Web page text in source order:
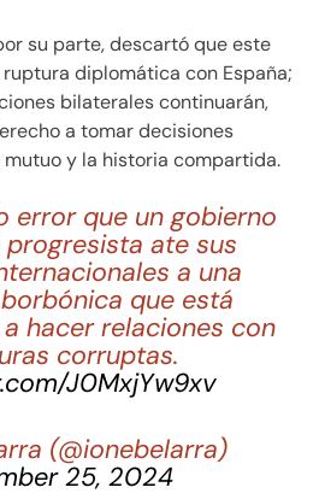
su parte, descartó que este
diplomática con España;
bilaterales continuarán,
a tomar decisiones
y la historia compartida.
error que un gobierno
ate sus
a una
que está
hacer relaciones con
corruptas.
J0MxjYw9xv
(@ionebelarra)
25, 2024